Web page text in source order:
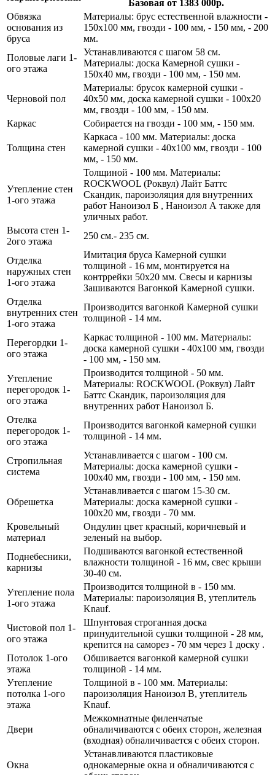
Базовая от 1383 000р.
Обвязка
основания из
бруса
Материалы: брус естественной влажности -
150х100 мм, гвозди - 100 мм, - 150 мм, - 200
мм.
Половые лаги 1-
ого этажа
Устанавливаются с шагом 58 см.
Материалы: доска Камерной сушки -
150х40 мм, гвозди - 100 мм, - 150 мм.
Черновой пол
Материалы: брусок камерной сушки -
40х50 мм, доска камерной сушки - 100х20
мм, гвозди - 100 мм, - 150 мм.
Каркас
Собирается на гвозди - 100 мм, - 150 мм.
Толщина стен
Каркаса - 100 мм. Материалы: доска
камерной сушки - 40х100 мм, гвозди - 100
мм, - 150 мм.
Утепление стен
1-ого этажа
Толщиной - 100 мм. Материалы:
ROCKWOOL (Роквул) Лайт Баттс
Скандик, пароизоляция для внутренних
работ Наноизол Б , Наноизол А также для
уличных работ.
Высота стен 1-
2ого этажа
250 см.- 235 см.
Отделка
наружных стен
1-ого этажа
Имитация бруса Камерной сушки
толщиной - 16 мм, монтируется на
контррейки 50х20 мм. Свесы и карнизы
Зашиваются Вагонкой Камерной сушки.
Отделка
внутренних стен
1-ого этажа
Производится вагонкой Камерной сушки
толщиной - 14 мм.
Перегордки 1-
ого этажа
Каркас толщиной - 100 мм. Материалы:
доска камерной сушки - 40х100 мм, гвозди
- 100 мм, - 150 мм.
Утепление
перегородок 1-
ого этажа
Производится толщиной - 50 мм.
Материалы: ROCKWOOL (Роквул) Лайт
Баттс Скандик, пароизоляция для
внутренних работ Наноизол Б.
Отелка
перегородок 1-
ого этажа
Производится вагонкой камерной сушки
толщиной - 14 мм.
Стропильная
система
Устанавливается с шагом - 100 см.
Материалы: доска камерной сушки -
100х40 мм, гвозди - 100 мм, - 150 мм.
Обрешетка
Устанавливается с шагом 15-30 см.
Материалы: доска камерной сушки -
100х20 мм, гвозди - 70 мм.
Кровельный
материал
Ондулин цвет красный, коричневый и
зеленый на выбор.
Поднебесники,
карнизы
Подшиваются вагонкой естественной
влажности толщиной - 16 мм, свес крыши
30-40 см.
Утепление пола
1-ого этажа
Производится толщиной в - 150 мм.
Материалы: пароизоляция B, утеплитель
Knauf.
Чистовой пол 1-
ого этажа
Шпунтовая строганная доска
принудительной сушки толщиной - 28 мм,
крепится на саморез - 70 мм через 1 доску .
Потолок 1-ого
этажа
Обшивается вагонкой камерной сушки
толщиной - 14 мм.
Утепление
потолка 1-ого
этажа
Толщиной в - 100 мм. Материалы:
пароизоляция Наноизол B, утеплитель
Knauf.
Двери
Межкомнатные филенчатые
обналичиваются с обеих сторон, железная
(входная) обналичивается с обеих сторон.
Окна
Устанавливаются пластиковые
однокамерные окна и обналичиваются с